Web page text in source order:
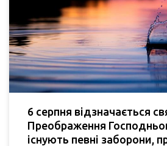
6 серпня відзначається
Преображення
існують певні заборони,